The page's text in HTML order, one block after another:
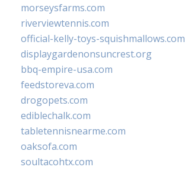
morseysfarms.com
riverviewtennis.com
official-kelly-toys-squishmallows.com
displaygardenonsuncrest.org
bbq-empire-usa.com
feedstoreva.com
drogopets.com
ediblechalk.com
tabletennisnearme.com
oaksofa.com
soultacohtx.com